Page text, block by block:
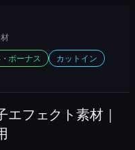
ボーナス
カットイン
フェクト素材｜